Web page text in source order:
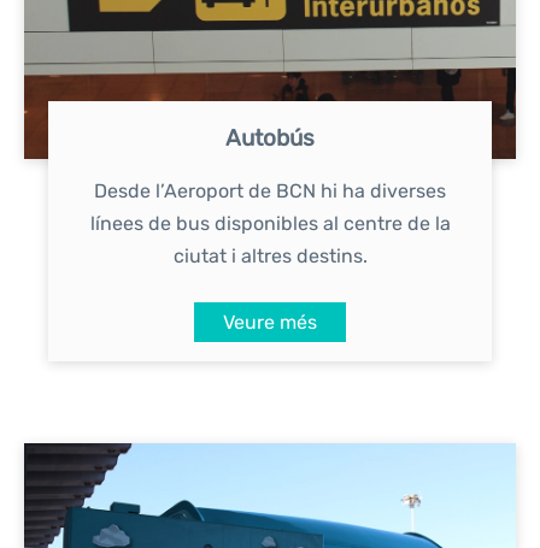
Autobús
Desde l’Aeroport de BCN hi ha diverses
línees de bus disponibles al centre de la
ciutat i altres destins.
Veure més